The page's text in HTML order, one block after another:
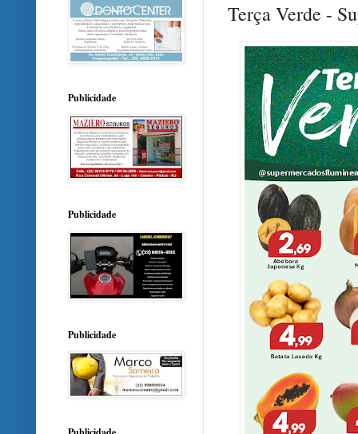
Terça Verde -
Publicidade
Publicidade
Publicidade